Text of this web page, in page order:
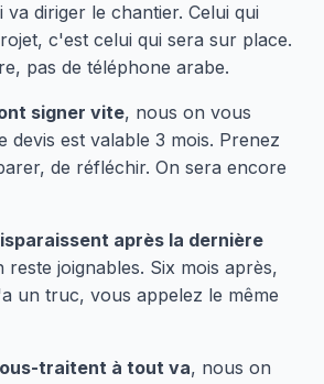
va diriger le chantier. Celui qui
c'est celui qui sera sur place.
pas de téléphone arabe.
signer vite, nous on vous
devis est valable 3 mois. Prenez
de réfléchir. On sera encore
après la dernière
reste joignables. Six mois après,
un truc, vous appelez le même
traitent à tout va, nous on